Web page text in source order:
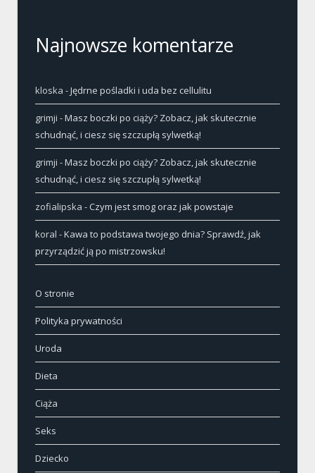
Najnowsze komentarze
kloska -Jędrne pośladki i uda bez cellulitu
grimji -Masz boczki po ciąży? Zobacz, jak skutecznie
schudnąć, i ciesz się szczupłą sylwetką!
grimji -Masz boczki po ciąży? Zobacz, jak skutecznie
schudnąć, i ciesz się szczupłą sylwetką!
zofialipska -Czym jest smog oraz jak powstaje
koral -Kawa to podstawa twojego dnia? Sprawdź, jak
przyrządzić ją po mistrzowsku!
O stronie
Polityka prywatności
Uroda
Dieta
Ciąża
Seks
Dziecko